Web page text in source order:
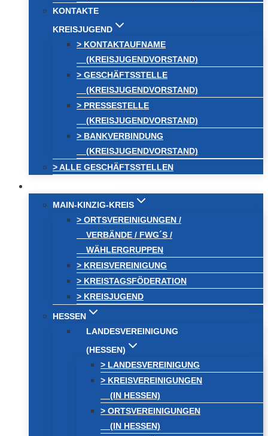
KONTAKTE
KREISJUGEND
> KONTAKTAUFNAME
(KREISJUGENDVORSTAND)
> GESCHÄFTSSTELLE
(KREISJUGENDVORSTAND)
> PRESSESTELLE
(KREISJUGENDVORSTAND)
> BANKVERBINDUNG
(KREISJUGENDVORSTAND)
> ALLE GESCHÄFTSSTELLEN
MAIN-KINZIG-KREIS
> ORTSVEREINIGUNGEN /
VERBÄNDE / FWG´S /
WÄHLERGRUPPEN
> KREISVEREINIGUNG
> KREISTAGSFÖDERATION
> KREISJUGEND
HESSEN
LANDESVEREINIGUNG
(HESSEN)
> LANDESVEREINIGUNG
> KREISVEREINIGUNGEN
(IN HESSEN)
> ORTSVEREINIGUNGEN
(IN HESSEN)